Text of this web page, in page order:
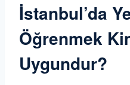
İstanbul’da
Öğrenmek
Uygundur?